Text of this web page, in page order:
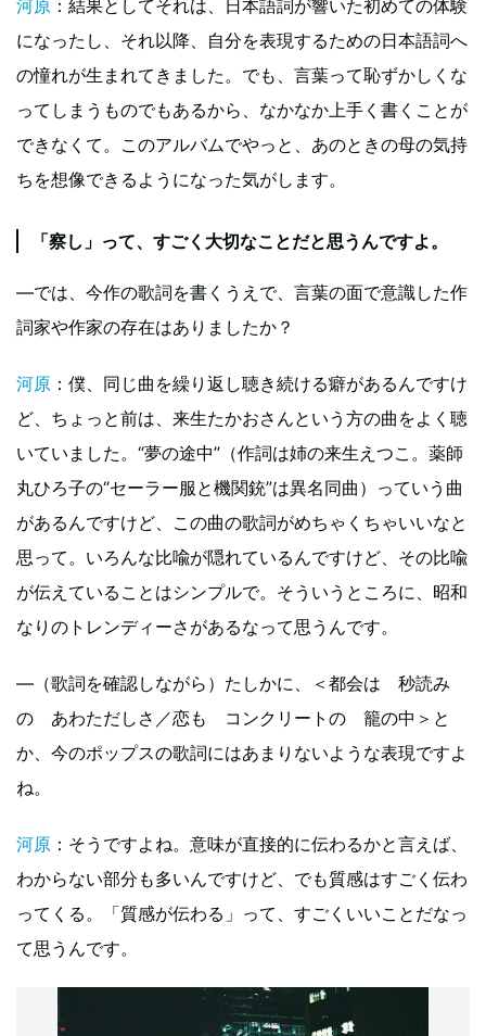
河原 ：結果としてそれは、日本語詞が響いた初めての体験
になったし、それ以降、自分を表現するための日本語詞へ
の憧れが生まれてきました。でも、言葉って恥ずかしくな
ってしまうものでもあるから、なかなか上手く書くことが
できなくて。このアルバムでやっと、あのときの母の気持
ちを想像できるようになった気がします。
「察し」って、すごく大切なことだと思うんですよ。
—では、今作の歌詞を書くうえで、言葉の面で意識した作
詞家や作家の存在はありましたか？
河原 ：僕、同じ曲を繰り返し聴き続ける癖があるんですけ
ど、ちょっと前は、来生たかおさんという方の曲をよく聴
いていました。“夢の途中”（作詞は姉の来生えつこ。薬師
丸ひろ子の“セーラー服と機関銃”は異名同曲）っていう曲
があるんですけど、この曲の歌詞がめちゃくちゃいいなと
思って。いろんな比喩が隠れているんですけど、その比喩
が伝えていることはシンプルで。そういうところに、昭和
なりのトレンディーさがあるなって思うんです。
—（歌詞を確認しながら）たしかに、＜都会は 秒読み
の あわただしさ／恋も コンクリートの 籠の中＞と
か、今のポップスの歌詞にはあまりないような表現ですよ
ね。
河原 ：そうですよね。意味が直接的に伝わるかと言えば、
わからない部分も多いんですけど、でも質感はすごく伝わ
ってくる。「質感が伝わる」って、すごくいいことだなっ
て思うんです。